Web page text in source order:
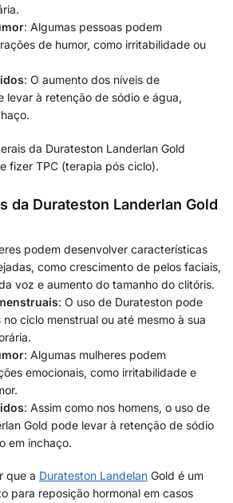
: Algumas pessoas podem
de humor, como irritabilidade ou
: O aumento dos níveis de
levar à retenção de sódio e água,
da Durateston Landerlan Gold
fizer TPC (terapia pós ciclo).
da Durateston Landerlan Gold
podem desenvolver características
como crescimento de pelos faciais,
voz e aumento do tamanho do clitóris.
: O uso de Durateston pode
ciclo menstrual ou até mesmo à sua
: Algumas mulheres podem
emocionais, como irritabilidade e
: Assim como nos homens, o uso de
Gold pode levar à retenção de sódio
em inchaço.
que a Durateston Landelan Gold é um
para reposição hormonal em casos